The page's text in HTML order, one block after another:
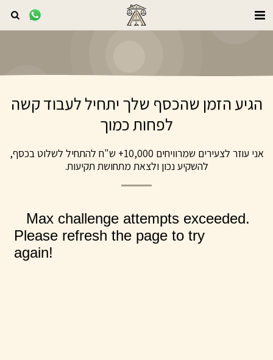
הגיע הזמן שהכסף שלך יתחיל לעבוד קשה
לפחות כמוך
להשקיע נכון ולצאת מתחושת תקיעות.